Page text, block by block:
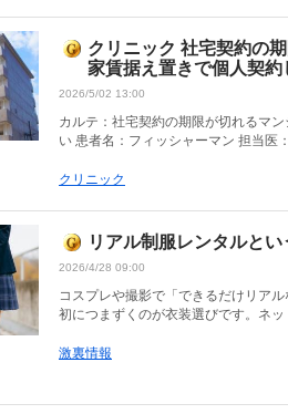
クリニック 社宅契約の
家賃据え置きで個人契約
2026/5/02 13:00
カルテ：社宅契約の期限が切れるマ
い 患者名：フィッシャーマン 担当医
クリニック
リアル制服レンタルとい
2026/4/28 09:00
コスプレや撮影で「できるだけリア
初につまずくのが衣装選びです。ネッ
激裏情報